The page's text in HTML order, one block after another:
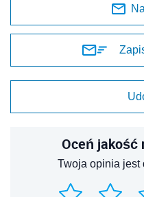
Oceń jakość
Twoja opinia jest